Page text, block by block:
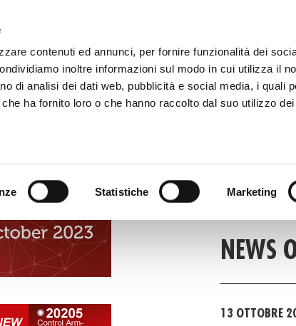
contenuti ed annunci, per fornire funzionalità dei
inoltre informazioni sul modo in cui utilizza il
di analisi dei dati web, pubblicità e social media, i quali
ha fornito loro o che hanno raccolto dal suo utilizzo
Statistiche Marketing
CATALOGO DIGITALE TECALLIANCE
FAST NEWS
NEWS
13 OTTOBRE